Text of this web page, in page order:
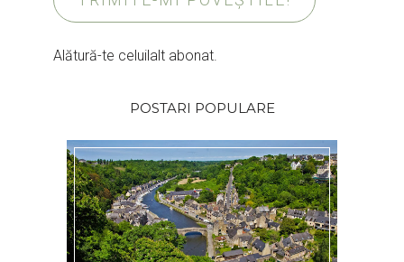
Alătură-te celuilalt abonat.
POSTARI POPULARE